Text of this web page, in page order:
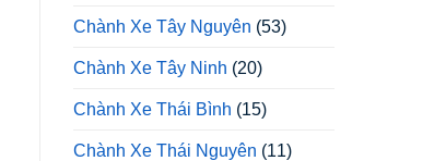
Chành Xe Tây Nguyên (53)
Chành Xe Tây Ninh (20)
Chành Xe Thái Bình (15)
Chành Xe Thái Nguyên (11)